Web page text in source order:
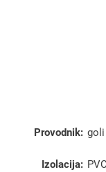
Provodnik: goli
Izolacija: